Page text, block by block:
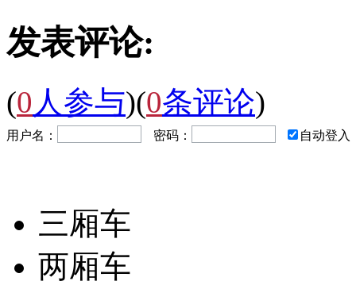
发表评论:
(0 人参与)(0条评论)
用户名： 密码： 自动登入
三厢车
两厢车